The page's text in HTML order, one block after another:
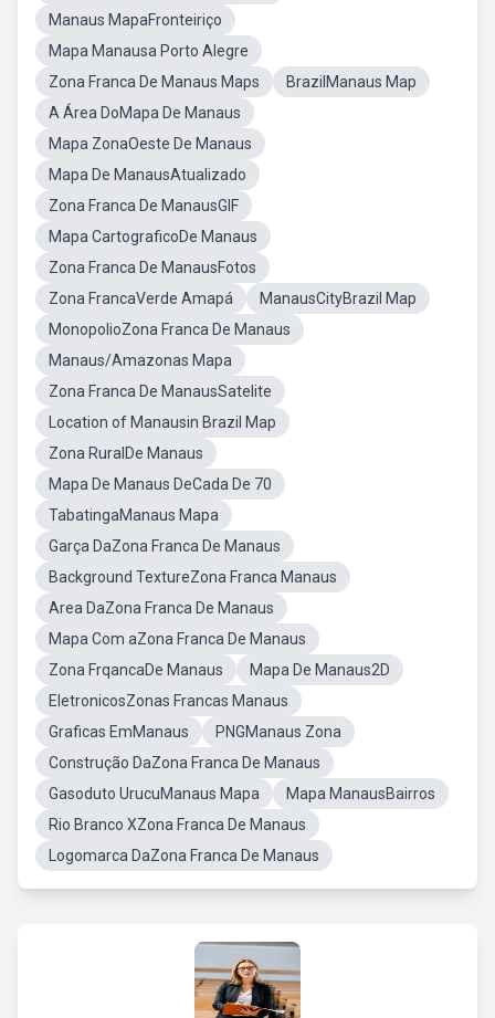
Manaus MapaFronteiriço
Mapa Manausa Porto Alegre
Zona Franca De Manaus Maps
BrazilManaus Map
A Área DoMapa De Manaus
Mapa ZonaOeste De Manaus
Mapa De ManausAtualizado
Zona Franca De ManausGIF
Mapa CartograficoDe Manaus
Zona Franca De ManausFotos
Zona FrancaVerde Amapá
ManausCityBrazil Map
MonopolioZona Franca De Manaus
Manaus/Amazonas Mapa
Zona Franca De ManausSatelite
Location of Manausin Brazil Map
Zona RuralDe Manaus
Mapa De Manaus DeCada De 70
TabatingaManaus Mapa
Garça DaZona Franca De Manaus
Background TextureZona Franca Manaus
Area DaZona Franca De Manaus
Mapa Com aZona Franca De Manaus
Zona FrqancaDe Manaus
Mapa De Manaus2D
EletronicosZonas Francas Manaus
Graficas EmManaus
PNGManaus Zona
Construção DaZona Franca De Manaus
Gasoduto UrucuManaus Mapa
Mapa ManausBairros
Rio Branco XZona Franca De Manaus
Logomarca DaZona Franca De Manaus